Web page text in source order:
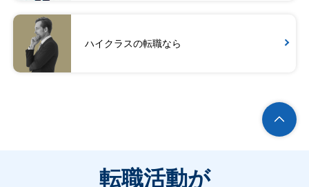
ハイクラスの転職なら
転職活動が